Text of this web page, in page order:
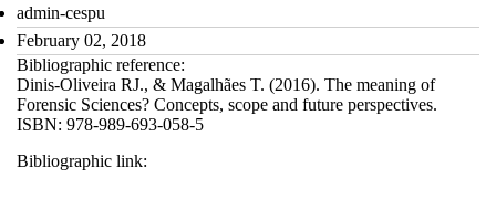
admin-cespu
February 02, 2018
Bibliographic reference:
Dinis-Oliveira RJ., & Magalhães T. (2016). The meaning of
Forensic Sciences? Concepts, scope and future perspectives.
ISBN: 978-989-693-058-5
Bibliographic link: